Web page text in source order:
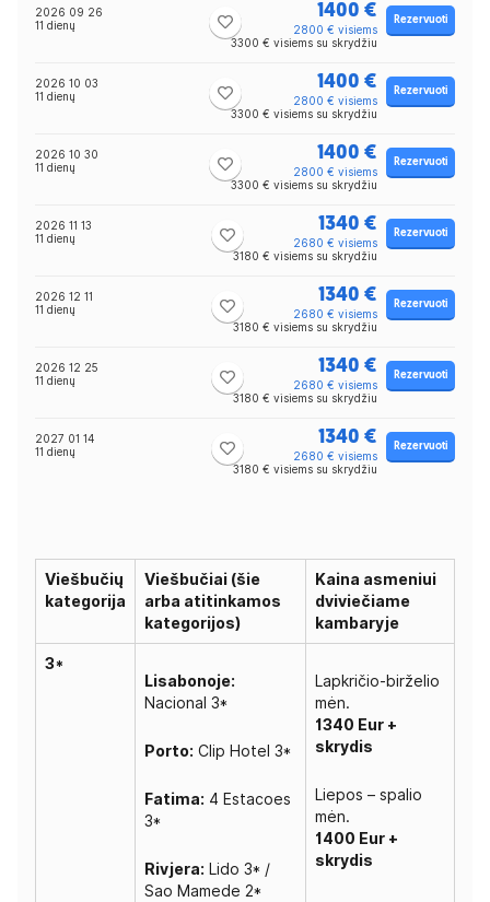
2026 09 26
11 dienų
1400 €
2800 € visiems
3300 € visiems su skrydžiu
Rezervuoti
2026 10 03
11 dienų
1400 €
2800 € visiems
3300 € visiems su skrydžiu
Rezervuoti
2026 10 30
11 dienų
1400 €
2800 € visiems
3300 € visiems su skrydžiu
Rezervuoti
2026 11 13
11 dienų
1340 €
2680 € visiems
3180 € visiems su skrydžiu
Rezervuoti
2026 12 11
11 dienų
1340 €
2680 € visiems
3180 € visiems su skrydžiu
Rezervuoti
2026 12 25
11 dienų
1340 €
2680 € visiems
3180 € visiems su skrydžiu
Rezervuoti
2027 01 14
11 dienų
1340 €
2680 € visiems
3180 € visiems su skrydžiu
Rezervuoti
Viešbučių
kategorija
Viešbučiai (šie
arba atitinkamos
kategorijos)
Kaina asmeniui
dviviečiame
kambaryje
3*
Lisabonoje:
Nacional 3*
Porto: Clip Hotel 3*
Fatima: 4 Estacoes
3*
Rivjera: Lido 3* /
Sao Mamede 2*
Lapkričio-birželio
mėn.
1340 Eur +
skrydis
Liepos – spalio
mėn.
1400 Eur +
skrydis